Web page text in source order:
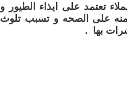
تعتمد على ايذاء الطيور و
على الصحه و تسبب تلوث
بها .